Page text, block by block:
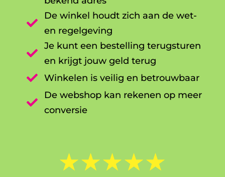

De winkel houdt zich aan de wet-
en regelgeving

Je kunt een bestelling terugsturen
en krijgt jouw geld terug

Winkelen is veilig en betrouwbaar

De webshop kan rekenen op meer
conversie
☆☆☆☆☆